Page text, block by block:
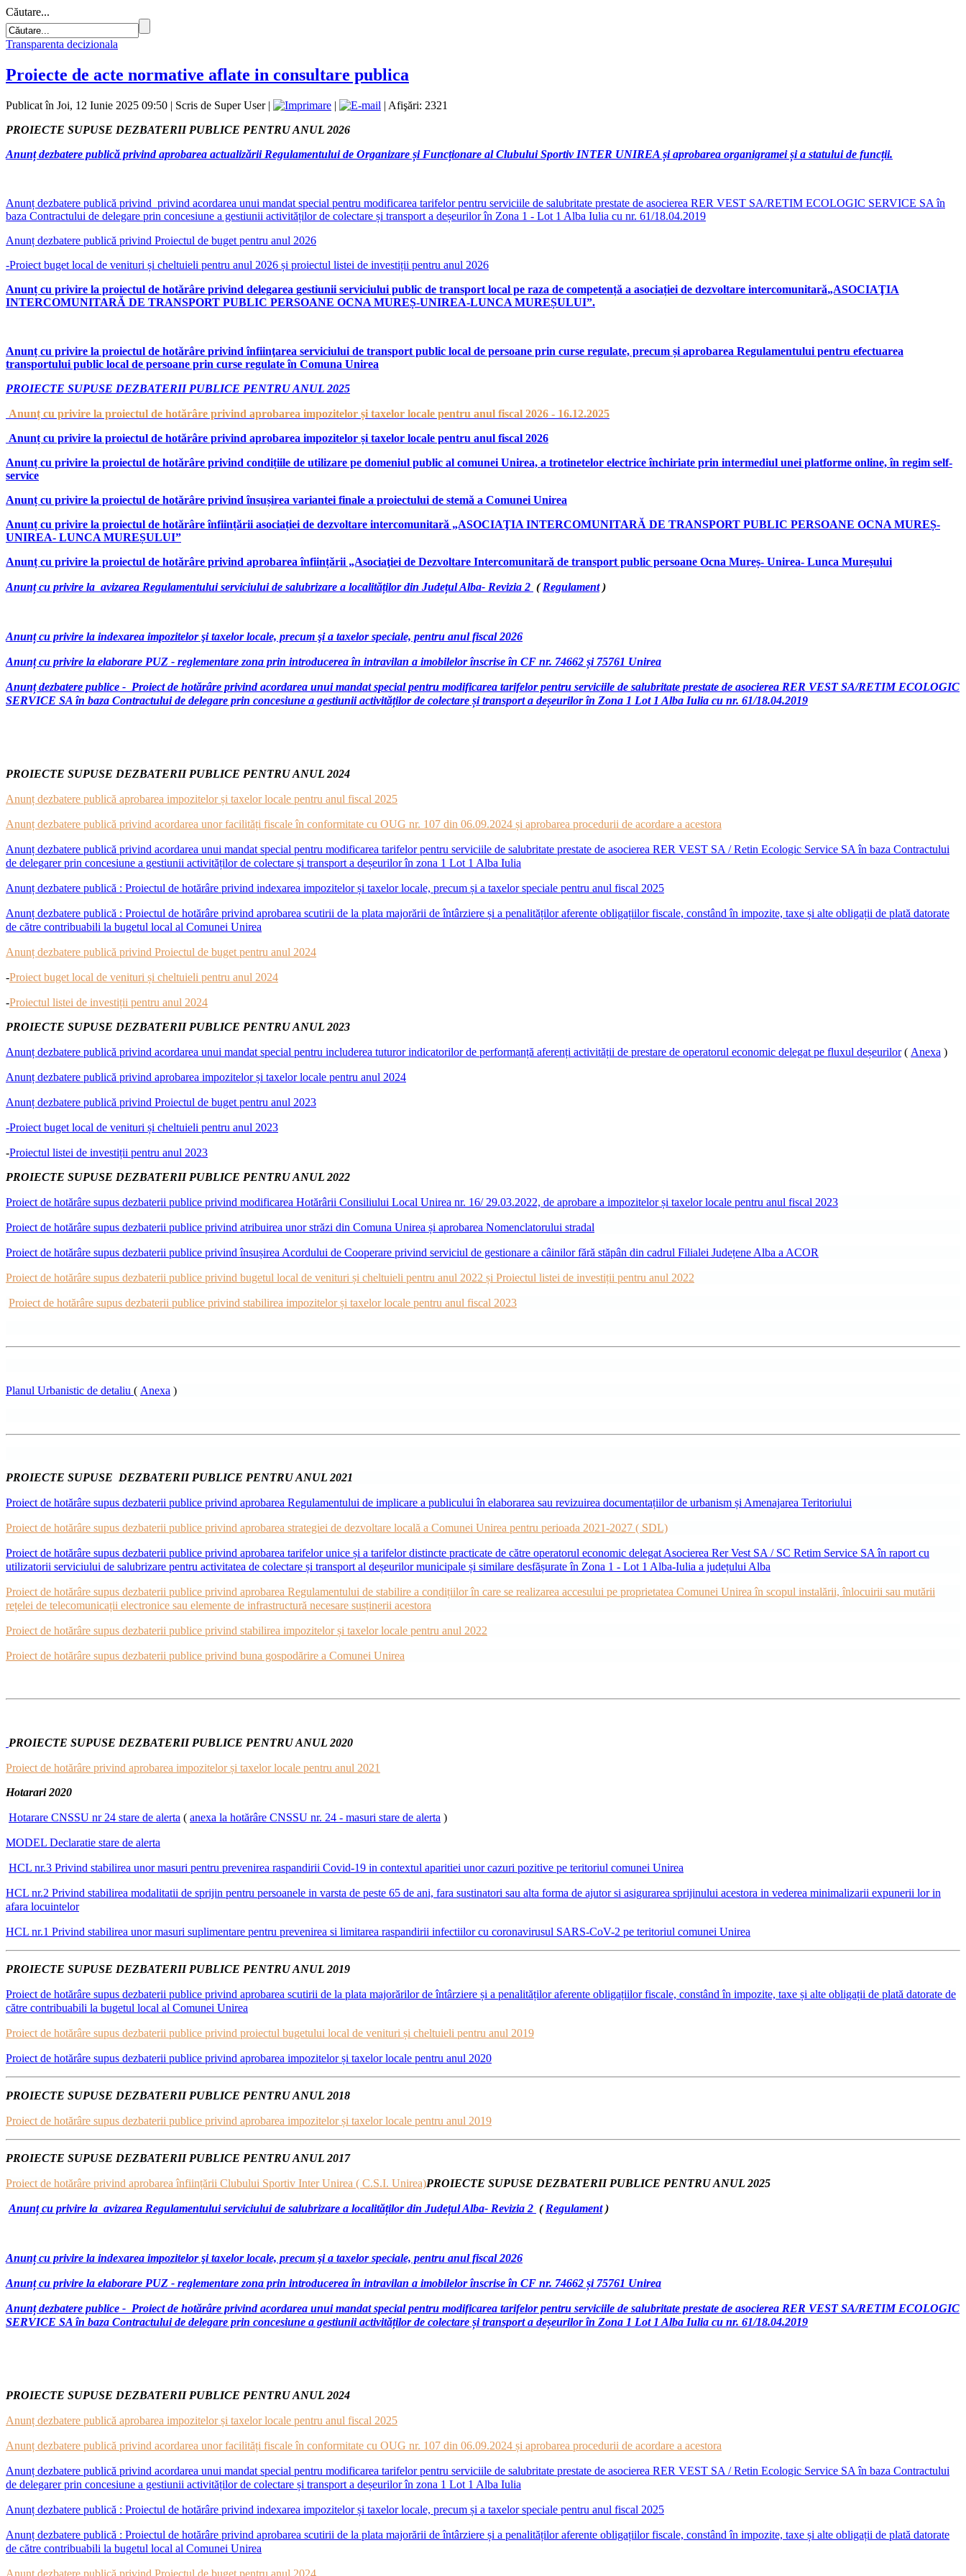
Căutare...
Transparenta decizionala
Proiecte de acte normative aflate in consultare publica
Publicat în Joi, 12 Iunie 2025 09:50 | Scris de Super User| |
| Afişări: 2321
PROIECTE SUPUSE DEZBATERII PUBLICE PENTRU ANUL 2026
Anunț dezbatere publică privind aprobarea actualizării Regulamentului de Organizare și Funcționare al Clubului Sportiv INTER UNIREA și aprobarea organigramei și a statului de funcții.
Anunț dezbatere publică privind privind acordarea unui mandat special pentru modificarea tarifelor pentru serviciile de salubritate prestate de asocierea RER VEST SA/RETIM ECOLOGIC SERVICE SA în
baza Contractului de delegare prin concesiune a gestiunii activităților de colectare și transport a deșeurilor în Zona 1 - Lot 1 Alba Iulia cu nr. 61/18.04.2019
Anunț dezbatere publică privind Proiectul de buget pentru anul 2026
-Proiect buget local de venituri și cheltuieli pentru anul 2026 și proiectul listei de investiții pentru anul 2026
Anunț cu privire la proiectul de hotărâre privind delegarea gestiunii serviciului public de transport local pe raza de competență a asociației de dezvoltare intercomunitară„ASOCIAŢIA
INTERCOMUNITARĂ DE TRANSPORT PUBLIC PERSOANE OCNA MUREȘ-UNIREA-LUNCA MUREȘULUI”.
Anunț cu privire la proiectul de hotărâre privind înfiinţarea serviciului de transport public local de persoane prin curse regulate, precum și aprobarea Regulamentului pentru efectuarea
transportului public local de persoane prin curse regulate în Comuna Unirea
PROIECTE SUPUSE DEZBATERII PUBLICE PENTRU ANUL 2025
Anunț cu privire la proiectul de hotărâre privind aprobarea impozitelor și taxelor locale pentru anul fiscal 2026 - 16.12.2025
Anunț cu privire la proiectul de hotărâre privind aprobarea impozitelor și taxelor locale pentru anul fiscal 2026
Anunț cu privire la proiectul de hotărâre privind condițiile de utilizare pe domeniul public al comunei Unirea, a trotinetelor electrice închiriate prin intermediul unei platforme online, în regim self-
service
Anunț cu privire la proiectul de hotărâre privind însușirea variantei finale a proiectului de stemă a Comunei Unirea
Anunț cu privire la proiectul de hotărâre înființării asociației de dezvoltare intercomunitară „ASOCIAŢIA INTERCOMUNITARĂ DE TRANSPORT PUBLIC PERSOANE OCNA MUREȘ-
UNIREA- LUNCA MUREȘULUI”
Anunț cu privire la proiectul de hotărâre privind aprobarea înființării „Asociaţiei de Dezvoltare Intercomunitară de transport public persoane Ocna Mureș- Unirea- Lunca Mureșului
Anunț cu privire la avizarea Regulamentului serviciului de salubrizare a localităților din Județul Alba- Revizia 2 (Regulament)
Anunț cu privire la indexarea impozitelor şi taxelor locale, precum şi a taxelor speciale, pentru anul fiscal 2026
Anunț cu privire la elaborare PUZ - reglementare zona prin introducerea în intravilan a imobilelor înscrise în CF nr. 74662 și 75761 Unirea
Anunț dezbatere publice - Proiect de hotărâre privind acordarea unui mandat special pentru modificarea tarifelor pentru serviciile de salubritate prestate de asocierea RER VEST SA/RETIM ECOLOGIC
SERVICE SA în baza Contractului de delegare prin concesiune a gestiunii activităților de colectare și transport a deșeurilor în Zona 1 Lot 1 Alba Iulia cu nr. 61/18.04.2019
PROIECTE SUPUSE DEZBATERII PUBLICE PENTRU ANUL 2024
Anunț dezbatere publică aprobarea impozitelor și taxelor locale pentru anul fiscal 2025
Anunț dezbatere publică privind acordarea unor facilități fiscale în conformitate cu OUG nr. 107 din 06.09.2024 și aprobarea procedurii de acordare a acestora
Anunț dezbatere publică privind acordarea unui mandat special pentru modificarea tarifelor pentru serviciile de salubritate prestate de asocierea RER VEST SA / Retin Ecologic Service SA în baza Contractului
de delegarer prin concesiune a gestiunii activităților de colectare și transport a deșeurilor în zona 1 Lot 1 Alba Iulia
Anunț dezbatere publică : Proiectul de hotărâre privind indexarea impozitelor și taxelor locale, precum și a taxelor speciale pentru anul fiscal 2025
Anunț dezbatere publică : Proiectul de hotărâre privind aprobarea scutirii de la plata majorării de întârziere și a penalităților aferente obligațiilor fiscale, constând în impozite, taxe și alte obligații de plată datorate
de către contribuabili la bugetul local al Comunei Unirea
Anunț dezbatere publică privind Proiectul de buget pentru anul 2024
-Proiect buget local de venituri și cheltuieli pentru anul 2024
-Proiectul listei de investiții pentru anul 2024
PROIECTE SUPUSE DEZBATERII PUBLICE PENTRU ANUL 2023
Anunț dezbatere publică privind acordarea unui mandat special pentru includerea tuturor indicatorilor de performanță aferenți activității de prestare de operatorul economic delegat pe fluxul deșeurilor( Anexa )
Anunț dezbatere publică privind aprobarea impozitelor și taxelor locale pentru anul 2024
Anunț dezbatere publică privind Proiectul de buget pentru anul 2023
-Proiect buget local de venituri și cheltuieli pentru anul 2023
-Proiectul listei de investiții pentru anul 2023
PROIECTE SUPUSE DEZBATERII PUBLICE PENTRU ANUL 2022
Proiect de hotărâre supus dezbaterii publice privind modificarea Hotărârii Consiliului Local Unirea nr. 16/ 29.03.2022, de aprobare a impozitelor și taxelor locale pentru anul fiscal 2023
Proiect de hotărâre supus dezbaterii publice privind atribuirea unor străzi din Comuna Unirea și aprobarea Nomenclatorului stradal
Proiect de hotărâre supus dezbaterii publice privind însușirea Acordului de Cooperare privind serviciul de gestionare a câinilor fără stăpân din cadrul Filialei Județene Alba a ACOR
Proiect de hotărâre supus dezbaterii publice privind bugetul local de venituri și cheltuieli pentru anul 2022 și Proiectul listei de investiții pentru anul 2022
Proiect de hotărâre supus dezbaterii publice privind stabilirea impozitelor și taxelor locale pentru anul fiscal 2023
Planul Urbanistic de detaliu ( Anexa )
PROIECTE SUPUSE DEZBATERII PUBLICE PENTRU ANUL 2021
Proiect de hotărâre supus dezbaterii publice privind aprobarea Regulamentului de implicare a publicului în elaborarea sau revizuirea documentațiilor de urbanism și Amenajarea Teritoriului
Proiect de hotărâre supus dezbaterii publice privind aprobarea strategiei de dezvoltare locală a Comunei Unirea pentru perioada 2021-2027 ( SDL)
Proiect de hotărâre supus dezbaterii publice privind aprobarea tarifelor unice și a tarifelor distincte practicate de către operatorul economic delegat Asocierea Rer Vest SA / SC Retim Service SA în raport cu
utilizatorii serviciului de salubrizare pentru activitatea de colectare și transport al deșeurilor municipale și similare desfășurate în Zona 1 - Lot 1 Alba-Iulia a județului Alba
Proiect de hotărâre supus dezbaterii publice privind aprobarea Regulamentului de stabilire a condițiilor în care se realizarea accesului pe proprietatea Comunei Unirea în scopul instalării, înlocuirii sau mutării
rețelei de telecomunicații electronice sau elemente de infrastructură necesare susținerii acestora
Proiect de hotărâre supus dezbaterii publice privind stabilirea impozitelor și taxelor locale pentru anul 2022
Proiect de hotărâre supus dezbaterii publice privind buna gospodărire a Comunei Unirea
PROIECTE SUPUSE DEZBATERII PUBLICE PENTRU ANUL 2020
Proiect de hotărâre privind aprobarea impozitelor și taxelor locale pentru anul 2021
Hotarari 2020
Hotarare CNSSU nr 24 stare de alerta ( anexa la hotărâre CNSSU nr. 24 - masuri stare de alerta )
MODEL Declaratie stare de alerta
HCL nr.3 Privind stabilirea unor masuri pentru prevenirea raspandirii Covid-19 in contextul aparitiei unor cazuri pozitive pe teritoriul comunei Unirea
HCL nr.2 Privind stabilirea modalitatii de sprijin pentru persoanele in varsta de peste 65 de ani, fara sustinatori sau alta forma de ajutor si asigurarea sprijinului acestora in vederea minimalizarii expunerii lor in
afara locuintelor
HCL nr.1 Privind stabilirea unor masuri suplimentare pentru prevenirea si limitarea raspandirii infectiilor cu coronavirusul SARS-CoV-2 pe teritoriul comunei Unirea
PROIECTE SUPUSE DEZBATERII PUBLICE PENTRU ANUL 2019
Proiect de hotărâre supus dezbaterii publice privind aprobarea scutirii de la plata majorărilor de întârziere și a penalităților aferente obligațiilor fiscale, constând în impozite, taxe și alte obligații de plată datorate de
către contribuabili la bugetul local al Comunei Unirea
Proiect de hotărâre supus dezbaterii publice privind proiectul bugetului local de venituri și cheltuieli pentru anul 2019
Proiect de hotărâre supus dezbaterii publice privind aprobarea impozitelor și taxelor locale pentru anul 2020
PROIECTE SUPUSE DEZBATERII PUBLICE PENTRU ANUL 2018
Proiect de hotărâre supus dezbaterii publice privind aprobarea impozitelor și taxelor locale pentru anul 2019
PROIECTE SUPUSE DEZBATERII PUBLICE PENTRU ANUL 2017
Proiect de hotărâre privind aprobarea înființării Clubului Sportiv Inter Unirea ( C.S.I. Unirea)PROIECTE SUPUSE DEZBATERII PUBLICE PENTRU ANUL 2025
Anunț cu privire la avizarea Regulamentului serviciului de salubrizare a localităților din Județul Alba- Revizia 2 (Regulament)
Anunț cu privire la indexarea impozitelor şi taxelor locale, precum şi a taxelor speciale, pentru anul fiscal 2026
Anunț cu privire la elaborare PUZ - reglementare zona prin introducerea în intravilan a imobilelor înscrise în CF nr. 74662 și 75761 Unirea
Anunț dezbatere publice - Proiect de hotărâre privind acordarea unui mandat special pentru modificarea tarifelor pentru serviciile de salubritate prestate de asocierea RER VEST SA/RETIM ECOLOGIC
SERVICE SA în baza Contractului de delegare prin concesiune a gestiunii activităților de colectare și transport a deșeurilor în Zona 1 Lot 1 Alba Iulia cu nr. 61/18.04.2019
PROIECTE SUPUSE DEZBATERII PUBLICE PENTRU ANUL 2024
Anunț dezbatere publică aprobarea impozitelor și taxelor locale pentru anul fiscal 2025
Anunț dezbatere publică privind acordarea unor facilități fiscale în conformitate cu OUG nr. 107 din 06.09.2024 și aprobarea procedurii de acordare a acestora
Anunț dezbatere publică privind acordarea unui mandat special pentru modificarea tarifelor pentru serviciile de salubritate prestate de asocierea RER VEST SA / Retin Ecologic Service SA în baza Contractului
de delegarer prin concesiune a gestiunii activităților de colectare și transport a deșeurilor în zona 1 Lot 1 Alba Iulia
Anunț dezbatere publică : Proiectul de hotărâre privind indexarea impozitelor și taxelor locale, precum și a taxelor speciale pentru anul fiscal 2025
Anunț dezbatere publică : Proiectul de hotărâre privind aprobarea scutirii de la plata majorării de întârziere și a penalităților aferente obligațiilor fiscale, constând în impozite, taxe și alte obligații de plată datorate
de către contribuabili la bugetul local al Comunei Unirea
Anunț dezbatere publică privind Proiectul de buget pentru anul 2024